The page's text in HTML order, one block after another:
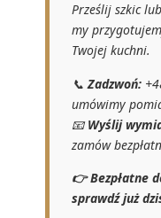
Prześlij szkic
my
Twojej kuchni.
📞Zadzwoń:
umówimy
📧Wyślij
zamów
👉 Bezpłatne
sprawdź już